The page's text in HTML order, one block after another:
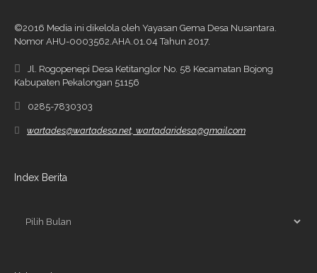
©2016 Media ini dikelola oleh Yayasan Gema Desa Nusantara.
Nomor AHU-0003562.AHA.01.04 Tahun 2017.
Jl. Rogopenepi Desa Ketitanglor No. 58 Kecamatan Bojong
Kabupaten Pekalongan 51156
0285-7830303
wartades@wartadesa.net, wartadaridesa@gmail.com
Index Berita